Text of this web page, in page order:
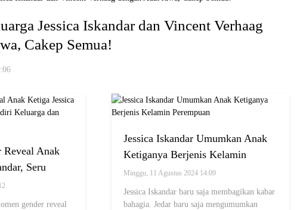
Jessica Iskandar dan Vincent Verhaag
Cakep Semua!
Reveal Anak
Seru
dan
gender reveal
Jessica Iskandar Umumkan Anak
Ketiganya Berjenis Kelamin
Perempuan
Minggu, 11 Agustus 2024 14:09
Jessica Iskandar baru saja membagikan kabar
bahagia. Jedar baru saja mengumumkan